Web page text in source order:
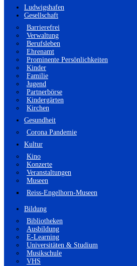
Ludwigshafen
Gesellschaft
Barrierefrei
Verwaltung
Berufsleben
Ehrenamt
Prominente Persönlichkeiten
Kinder
Familie
Jugend
Partnerbörse
Kindergärten
Kirchen
Gesundheit
Corona Pandemie
Kultur
Kino
Konzerte
Veranstaltungen
Museen
Reiss-Engelhorn-Museen
Bildung
Bibliotheken
Ausbildung
E-Learning
Universitäten & Studium
Musikschule
VHS